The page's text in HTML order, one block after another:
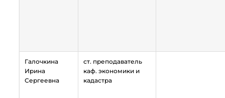
Галочкина
Ирина
Сергеевна
ст. преподаватель
каф. экономики и
кадастра